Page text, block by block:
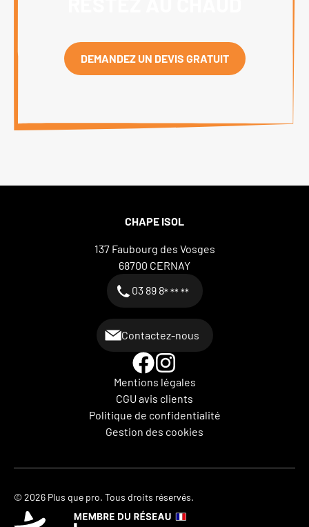
DEMANDEZ UN DEVIS GRATUIT
CHAPE ISOL
137 Faubourg des Vosges
68700 CERNAY
03 89 8* ** **
Contactez-nous
Mentions légales
CGU avis clients
Politique de confidentialité
Gestion des cookies
© 2026 Plus que pro. Tous droits réservés.